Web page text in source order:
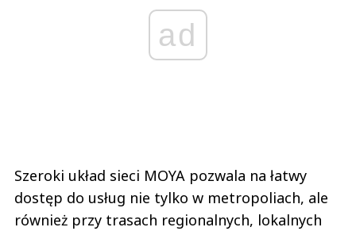
ad
Szeroki układ sieci MOYA pozwala na łatwy
dostęp do usług nie tylko w metropoliach, ale
również przy trasach regionalnych, lokalnych